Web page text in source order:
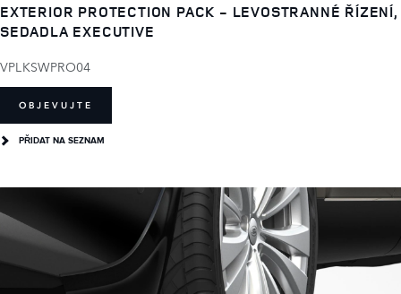
EXTERIOR PROTECTION PACK - LEVOSTRANNÉ ŘÍZENÍ,
SEDADLA EXECUTIVE
VPLKSWPRO04
OBJEVUJTE
PŘIDAT NA SEZNAM